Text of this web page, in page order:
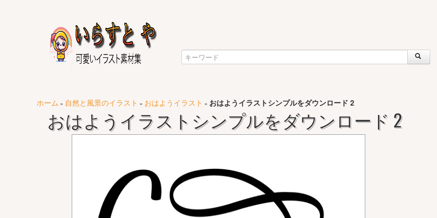
ホーム » 自然と風景のイラスト » おはようイラスト » おはようイラストシンプルをダウンロード 2
おはようイラストシンプルをダウンロード 2